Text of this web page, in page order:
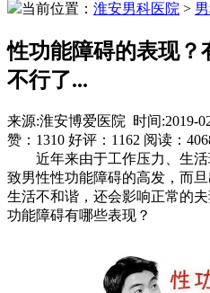
当前位置： 淮安男科医院 >
性功能障碍的表现？
不行了...
来源:淮安博爱医院 时间:2019-
赞： 1310 好评： 1162 阅读：
近年来由于工作压力、生活
致男性性功能障碍的高发，而
生活不和谐，还会影响正常的
功能障碍有哪些表现？